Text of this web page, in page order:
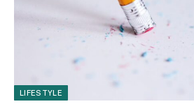
LIFESTYLE